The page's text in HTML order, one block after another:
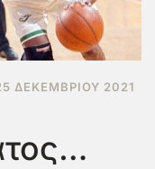
ΔΕΚΕΜΒΡΊΟΥ 2021